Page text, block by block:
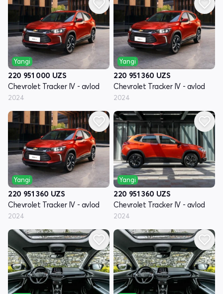
Yangi
220 951 000 UZS
Chevrolet Tracker IV - avlod
2024
Yangi
220 951 360 UZS
Chevrolet Tracker IV - avlod
2024
Yangi
220 951 360 UZS
Chevrolet Tracker IV - avlod
2024
Yangi
220 951 360 UZS
Chevrolet Tracker IV - avlod
2024